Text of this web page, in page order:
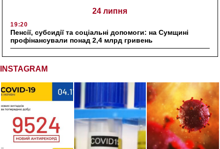
24 липня
19:20
Пенсії, субсидії та соціальні допомоги: на Сумщині
профінансували понад 2,4 млрд гривень
INSTAGRAM